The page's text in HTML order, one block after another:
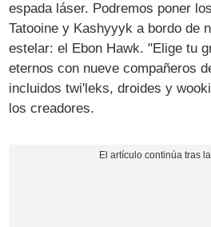
espada láser. Podremos poner
Tatooine y Kashyyyk a bordo de
estelar: el Ebon Hawk. "Elige tu
eternos con nueve compañeros
incluidos twi'leks, droides y
los creadores.